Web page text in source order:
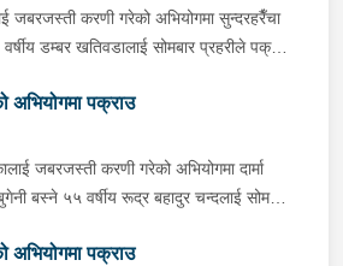
छ ।
जबरजस्ती करणी गरेको अभियोगमा सुन्दरहरैँचा
डम्बर खतिवडालाई सोमबार प्रहरीले पक्राउ
बेलबारीबाट खटिएको प्रहरीले उनलाई
उक्त घटनामा संलग्न अन्य २ जनालाई
सम्बन्धमा प्रहरीले आवश्यक अनुसन्धान
अभियोगमा पक्राउ
जबरजस्ती करणी गरेको अभियोगमा दार्मा
बस्ने ५५ वर्षीय रूद्र बहादुर चन्दलाई सोमबार
प्रहरी कार्यालय दार्माबाट खटिएको
अभियोगमा पक्राउ